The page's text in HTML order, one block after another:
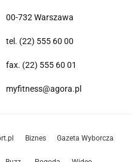
00-732 Warszawa
tel. (22) 555 60 00
fax. (22) 555 60 01
myfitness@agora.pl
Biznes Gazeta Wyborcza